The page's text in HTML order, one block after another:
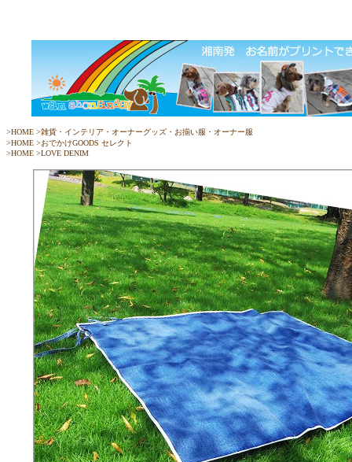
>HOME >雑貨・インテリア・オーナーグッズ・お揃い服・オーナー服
>HOME >おでかけGOODS セレクト
>HOME >LOVE DENIM